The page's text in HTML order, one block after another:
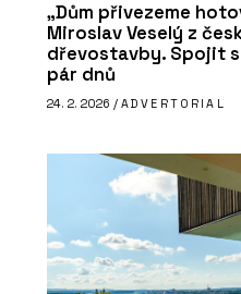
„Dům přivezeme
Miroslav Veselý z
dřevostavby. Spojit
pár dnů
24. 2. 2026 / ADVERTORIAL